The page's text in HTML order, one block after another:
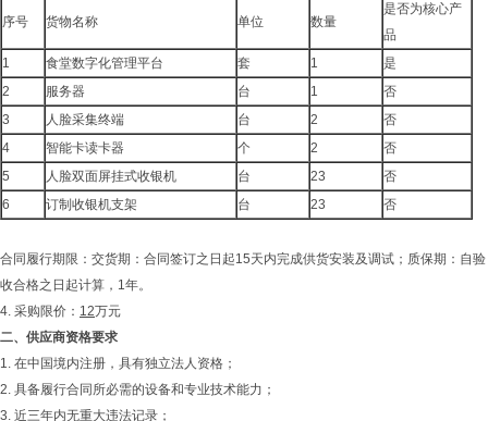
序号 货物名称 单位 数量
是否为核心产
品
1
食堂数字化管理平台 套 1
是
2
服务器 台 1
否
3
人脸采集终端 台 2
否
4
智能卡读卡器 个 2
否
5
人脸双面屏挂式收银机 台 23
否
6
订制收银机支架 台 23 否
合同履行期限：交货期：合同签订之日起15天内完成供货安装及调试；质保期：自验
收合格之日起计算，1年。
4. 采购限价： 12万元
二、供应商资格要求
1. 在中国境内注册，具有独立法人资格；
2. 具备履行合同所必需的设备和专业技术能力；
3. 近三年内无重大违法记录；